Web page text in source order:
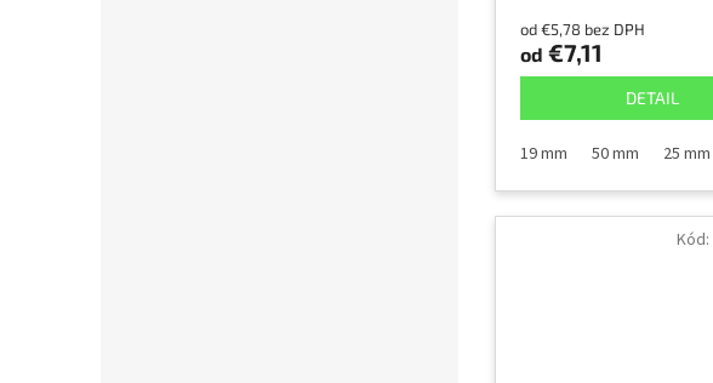
od €5,78 bez DPH
od €7,11
DETAIL
19 mm 50 mm 25 mm
Kód: